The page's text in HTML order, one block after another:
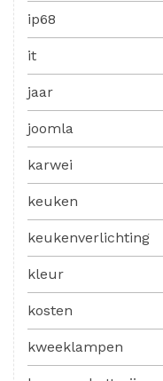
ip68
it
jaar
joomla
karwei
keuken
keukenverlichting
kleur
kosten
kweeklampen